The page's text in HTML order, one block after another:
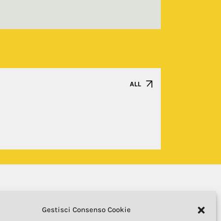
Gestisci Consenso Cookie
ALL